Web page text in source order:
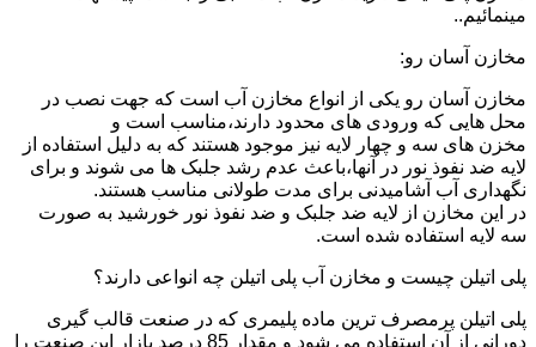
مینمائیم..
مخازن آسان رو:
مخازن آسان رو یکی از انواع مخازن آب است که جهت نصب در
محل هایی که ورودی های محدود دارند،مناسب است و
مخزن های سه و چهار لایه نیز موجود هستند که به دلیل استفاده از
لایه ضد نفوذ نور در آنها،باعث عدم رشد جلبک ها می شوند و برای
نگهداری آب آشامیدنی برای مدت طولانی مناسب هستند.
در این مخازن از لایه ضد جلبک و ضد نفوذ نور خورشید به صورت
سه لایه استفاده شده است.
پلی اتیلن چیست و مخازن آب پلی اتیلن چه انواعی دارند؟
پلی اتیلن پرمصرف ترین ماده پلیمری که در صنعت قالب گیری
دورانی از آن استفاده می شود و مقدار 85 درصد بازار این صنعت را